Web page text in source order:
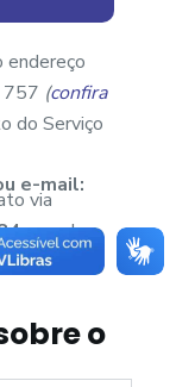
endereço
757 (confira
do Serviço
e-mail:
via
ou pelo
o